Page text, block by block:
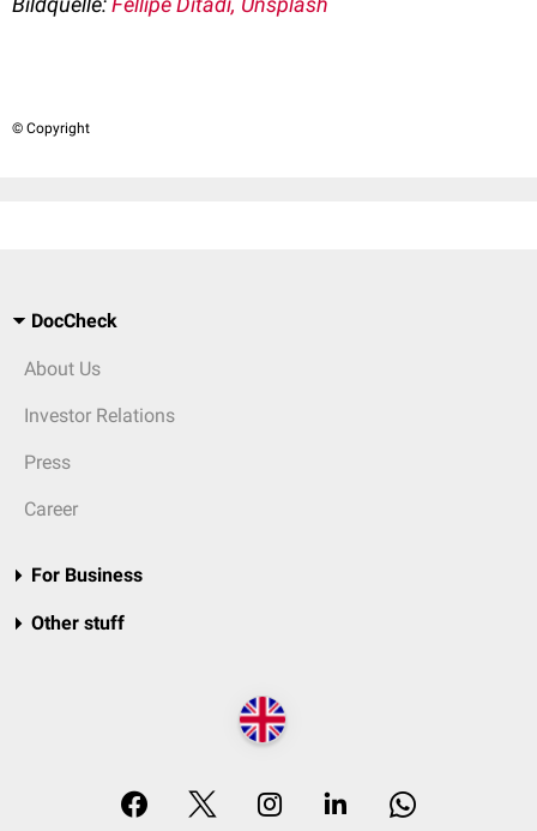
© Copyright
DocCheck
About Us
Investor Relations
Press
Career
For Business
Other stuff